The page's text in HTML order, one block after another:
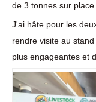
de 3 tonnes sur place...
J'ai hâte pour les
rendre visite au
plus engageantes et